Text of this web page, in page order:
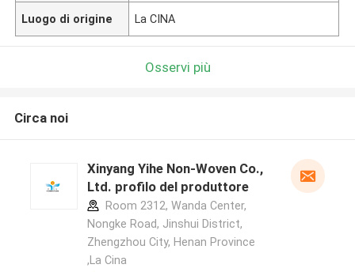
Luogo di origine La CINA
Osservi più
Circa noi
Xinyang Yihe Non-Woven Co.,
Ltd. profilo del produttore
Room 2312, Wanda Center,
Nongke Road, Jinshui District,
Zhengzhou City, Henan Province
,La Cina